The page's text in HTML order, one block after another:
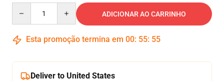
ADICIONAR AO CARRINHO
Esta promoção termina em 00: 55: 54
Deliver to United States